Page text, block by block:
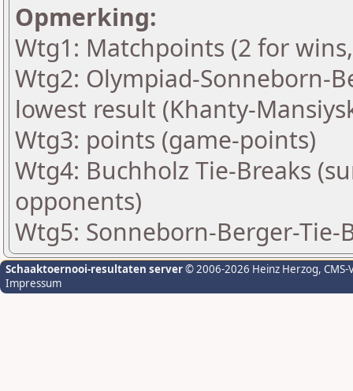
Opmerking:
Wtg1: Matchpoints (2 for
Wtg2: Olympiad-Sonneborn-
lowest result (Khanty-
Wtg3: points (game-points)
Wtg4: Buchholz Tie-Breaks
opponents)
Wtg5: Sonneborn-Berger-
Schaaktoernooi-resultaten server© 2006-2026 Heinz Herzog,
Impressum